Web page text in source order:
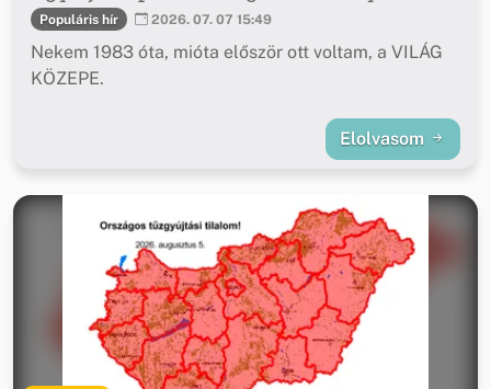
Populáris hír 2026. 07. 07 15:49
Nekem 1983 óta, mióta először ott voltam, a VILÁG
KÖZEPE.
Elolvasom